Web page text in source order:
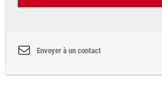
Envoyer à un contact